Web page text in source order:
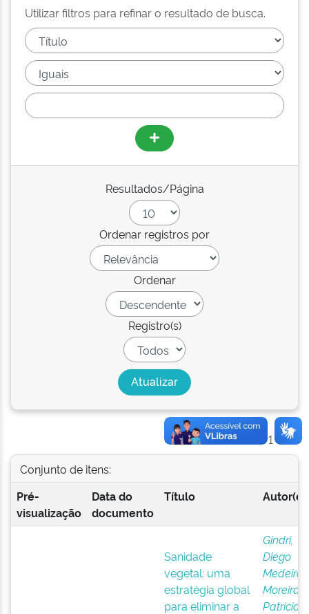
Utilizar filtros para refinar o resultado de busca.
Resultados/Página
Ordenar registros por
Ordenar
Registro(s)
Resultado 1-1 de 1.
Conjunto de itens:
Pré-
visualização
Data do
documento
Título
Sanidade
vegetal: uma
estratégia global
para eliminar a
Gindri,
Diego
Medeiros
Moreira,
Patrícia